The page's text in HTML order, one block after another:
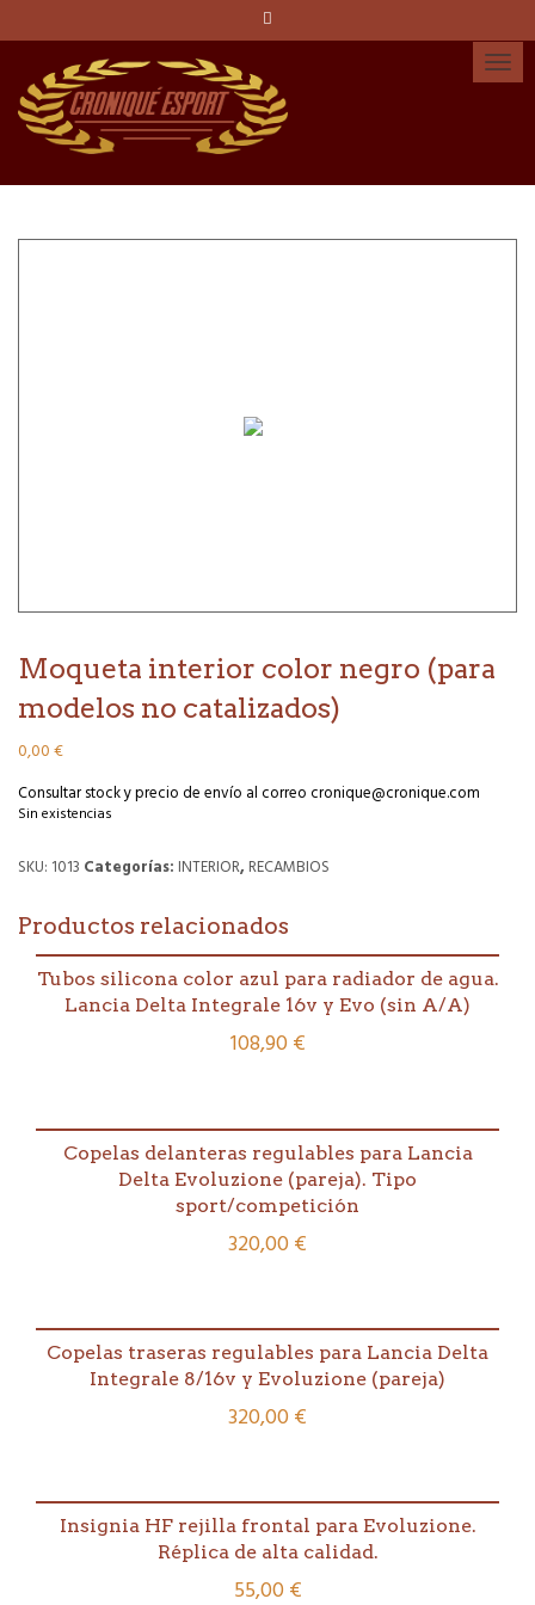
Moqueta interior color negro (para
modelos no catalizados)
0,00€
Consultar stock y precio de envío al correo cronique@cronique.com
Sin existencias
SKU: 1013 Categorías: INTERIOR, RECAMBIOS
Productos relacionados
Tubos silicona color azul para radiador de agua.
Lancia Delta Integrale 16v y Evo (sin A/A)
108,90€
Copelas delanteras regulables para Lancia
Delta Evoluzione (pareja). Tipo
sport/competición
320,00€
Copelas traseras regulables para Lancia Delta
Integrale 8/16v y Evoluzione (pareja)
320,00€
Insignia HF rejilla frontal para Evoluzione.
Réplica de alta calidad.
55,00€